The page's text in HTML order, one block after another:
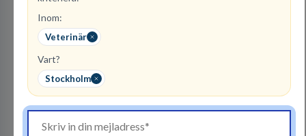
Inom:
Veterinär
Vart?
Stockholm
SOS Alarm Sverige AB